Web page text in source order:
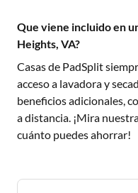
Que viene incluido en
Heights, VA?
Casas de PadSplit
acceso a lavadora y
beneficios adicionales,
a distancia. ¡Mira
cuánto puedes ahorrar!